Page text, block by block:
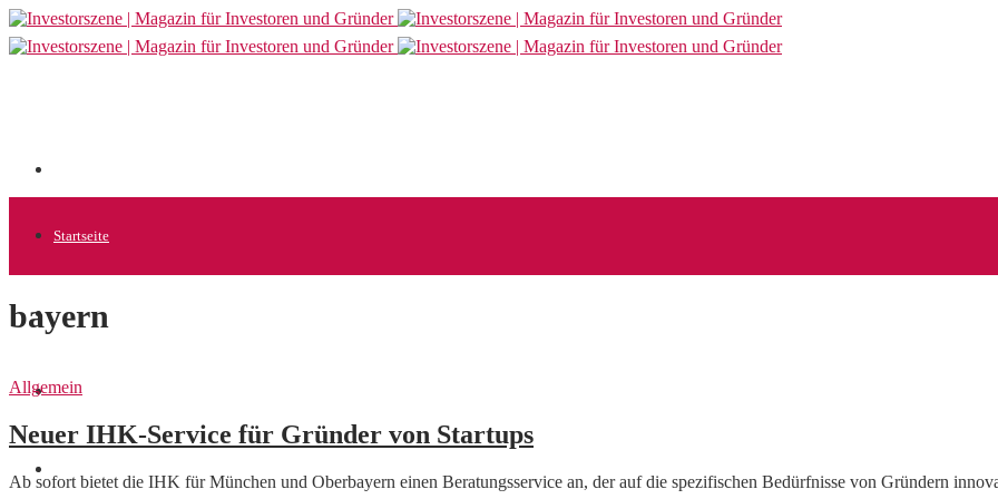
Startseite
Allgemein
Startups
bayern
Allgemein
Neuer IHK-Service für Gründer von Startups
Ab sofort bietet die IHK für München und Oberbayern einen Beratungsservice an, der auf die spezifischen Bedürfnisse von Gründern